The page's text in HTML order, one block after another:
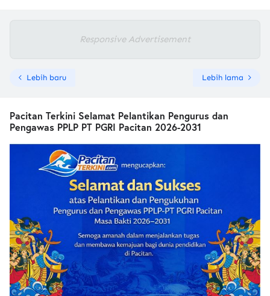
Responsive Advertisement
Lebih baru Lebih lama
Pacitan Terkini Selamat Pelantikan Pengurus dan
Pengawas PPLP PT PGRI Pacitan 2026-2031